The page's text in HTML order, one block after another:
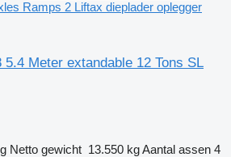
Ramps 2 Liftax dieplader oplegger
Meter extandable 12 Tons SL
Netto gewicht 13.550 kgAantal assen 4